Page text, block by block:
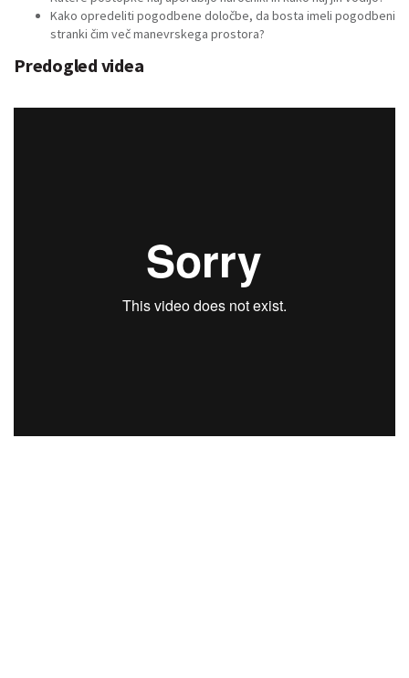
Kako opredeliti pogodbene določbe, da bosta imeli pogodbeni
stranki čim več manevrskega prostora?
Predogled videa